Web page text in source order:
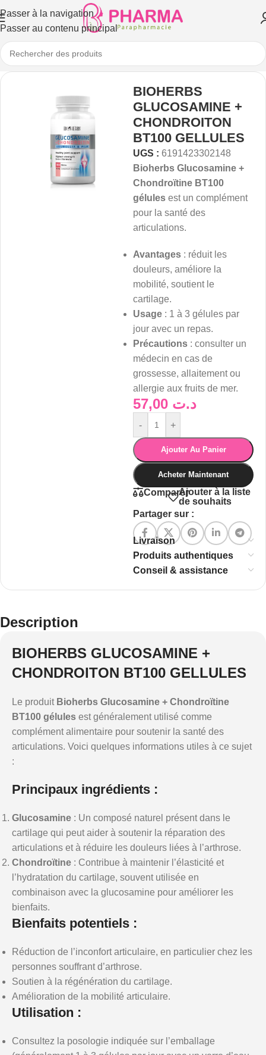
Passer à la navigation
Passer au contenu principal
BIOHERBS
GLUCOSAMINE +
CHONDROITON
BT100 GELLULES
UGS : 6191423302148
Bioherbs Glucosamine +
Chondroïtine BT100
gélules est un complément
pour la santé des
articulations.
Avantages : réduit les
douleurs, améliore la
mobilité, soutient le
cartilage.
Usage : 1 à 3 gélules par
jour avec un repas.
Précautions : consulter un
médecin en cas de
grossesse, allaitement ou
allergie aux fruits de mer.
د.ت
- +
Ajouter Au Panier
Acheter Maintenant
ComparerAjouter à la liste
de souhaits
Partager sur :
Livraison
Produits authentiques
Conseil & assistance
Description
BIOHERBS GLUCOSAMINE +
CHONDROITON BT100 GELLULES
Le produit Bioherbs Glucosamine + Chondroïtine
BT100 gélules est généralement utilisé comme
complément alimentaire pour soutenir la santé des
articulations. Voici quelques informations utiles à ce sujet
:
Principaux ingrédients :
Glucosamine : Un composé naturel présent dans le
cartilage qui peut aider à soutenir la réparation des
articulations et à réduire les douleurs liées à l’arthrose.
Chondroïtine : Contribue à maintenir l’élasticité et
l’hydratation du cartilage, souvent utilisée en
combinaison avec la glucosamine pour améliorer les
bienfaits.
Bienfaits potentiels :
Réduction de l’inconfort articulaire, en particulier chez les
personnes souffrant d’arthrose.
Soutien à la régénération du cartilage.
Amélioration de la mobilité articulaire.
Utilisation :
Consultez la posologie indiquée sur l’emballage